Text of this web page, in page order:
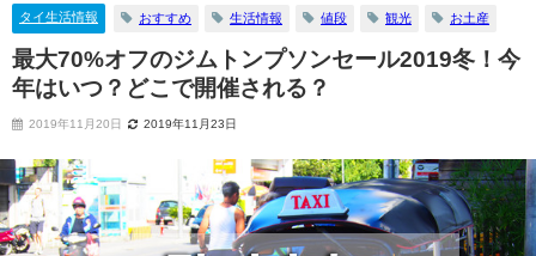
タイ生活情報 おすすめ 生活情報 値段 観光 お土産
最大70%オフのジムトンプソンセール2019冬！今
年はいつ？どこで開催される？
2019年11月20日 2019年11月23日